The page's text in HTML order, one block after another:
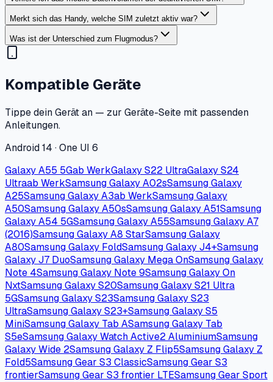
Merkt sich das Handy, welche SIM zuletzt aktiv war?
Was ist der Unterschied zum Flugmodus?
Kompatible Geräte
Tippe dein Gerät an — zur Geräte-Seite mit passenden
Anleitungen.
Android 14 · One UI 6
Galaxy A55 5Gab WerkGalaxy S22 UltraGalaxy S24
Ultraab WerkSamsung Galaxy A02sSamsung Galaxy
A25Samsung Galaxy A3ab WerkSamsung Galaxy
A50Samsung Galaxy A50sSamsung Galaxy A51Samsung
Galaxy A54 5GSamsung Galaxy A55Samsung Galaxy A7
(2016)Samsung Galaxy A8 StarSamsung Galaxy
A80Samsung Galaxy FoldSamsung Galaxy J4+Samsung
Galaxy J7 DuoSamsung Galaxy Mega OnSamsung Galaxy
Note 4Samsung Galaxy Note 9Samsung Galaxy On
NxtSamsung Galaxy S20Samsung Galaxy S21 Ultra
5GSamsung Galaxy S23Samsung Galaxy S23
UltraSamsung Galaxy S23+Samsung Galaxy S5
MiniSamsung Galaxy Tab ASamsung Galaxy Tab
S5eSamsung Galaxy Watch Active2 AluminiumSamsung
Galaxy Wide 2Samsung Galaxy Z Flip5Samsung Galaxy Z
Fold5Samsung Gear S3 ClassicSamsung Gear S3
frontierSamsung Gear S3 frontier LTESamsung Gear Sport